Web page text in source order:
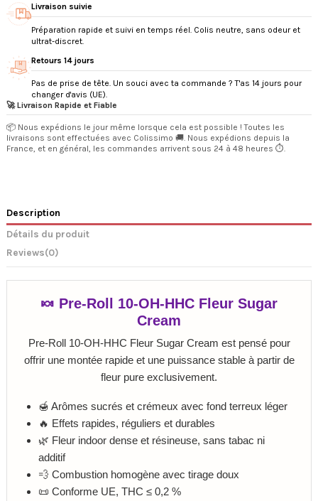
Livraison suivie
Préparation rapide et suivi en temps réel. Colis neutre, sans odeur et
ultrat-discret.
Retours 14 jours
Pas de prise de tête. Un souci avec ta commande ? T'as 14 jours pour
changer d'avis (UE).
🚀 Livraison Rapide et Fiable
📦 Nous expédions le jour même lorsque cela est possible ! Toutes les
livraisons sont effectuées avec Colissimo 🚚. Nous expédions depuis la
France, et en général, les commandes arrivent sous 24 à 48 heures ⏱️.
Description
Détails du produit
Reviews(0)
🍬 Pre-Roll 10-OH-HHC Fleur Sugar
Cream
Pre-Roll 10-OH-HHC Fleur Sugar Cream est pensé pour
offrir une montée rapide et une puissance stable à partir de
fleur pure exclusivement.
🍯 Arômes sucrés et crémeux avec fond terreux léger
🔥 Effets rapides, réguliers et durables
🌿 Fleur indoor dense et résineuse, sans tabac ni
additif
💨 Combustion homogène avec tirage doux
📜 Conforme UE, THC ≤ 0,2 %